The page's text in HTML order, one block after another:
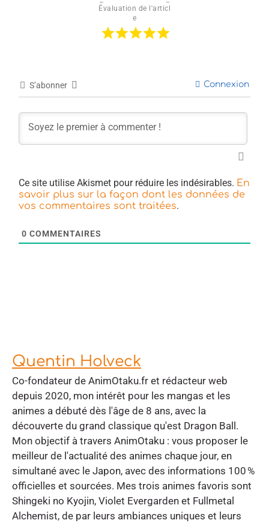
Évaluation de l'articl
e
S’abonner Connexion
Ce site utilise Akismet pour réduire les indésirables. En
savoir plus sur la façon dont les données de
vos commentaires sont traitées.
0 COMMENTAIRES
Quentin Holveck
Co-fondateur de AnimOtaku.fr et rédacteur web
depuis 2020, mon intérêt pour les mangas et les
animes a débuté dès l'âge de 8 ans, avec la
découverte du grand classique qu'est Dragon Ball.
Mon objectif à travers AnimOtaku : vous proposer le
meilleur de l'actualité des animes chaque jour, en
simultané avec le Japon, avec des informations 100 %
officielles et sourcées. Mes trois animes favoris sont
Shingeki no Kyojin, Violet Evergarden et Fullmetal
Alchemist, de par leurs ambiances uniques et leurs